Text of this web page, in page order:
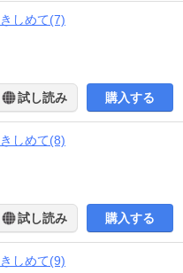
しめて(7)
試し読み 購入する
しめて(8)
試し読み 購入する
しめて(9)